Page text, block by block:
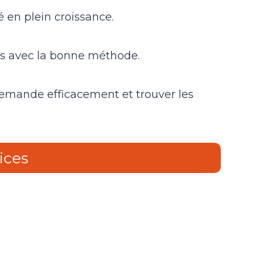
en plein croissance.
avec la bonne méthode.
efficacement et trouver les